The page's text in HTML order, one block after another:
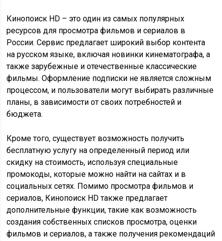
Кинопоиск HD – это один из самых популярных
ресурсов для просмотра фильмов и сериалов в
России. Сервис предлагает широкий выбор контента
на русском языке, включая новинки кинематографа, а
также зарубежные и отечественные классические
фильмы. Оформление подписки не является сложным
процессом, и пользователи могут выбирать различные
планы, в зависимости от своих потребностей и
бюджета.
Кроме того, существует возможность получить
бесплатную услугу на определенный период или
скидку на стоимость, используя специальные
промокоды, которые можно найти на сайтах и в
социальных сетях. Помимо просмотра фильмов и
сериалов, Кинопоиск HD также предлагает
дополнительные функции, такие как возможность
создания собственных списков просмотра, оценки
фильмов и сериалов, а также получения рекомендаций